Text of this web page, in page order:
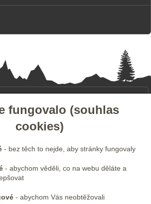
fungovalo (souhlas
cookies)
- bez těch to nejde, aby stránky fungovaly
- abychom věděli, co na webu děláte a
- abychom Vás neobtěžovali
Telefon: